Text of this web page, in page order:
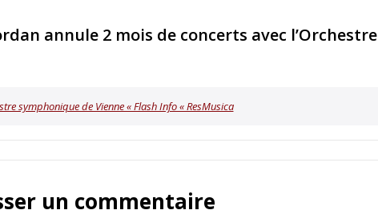
annule 2 mois de concerts avec l’Orchestre
symphonique de Vienne « Flash Info « ResMusica
un commentaire